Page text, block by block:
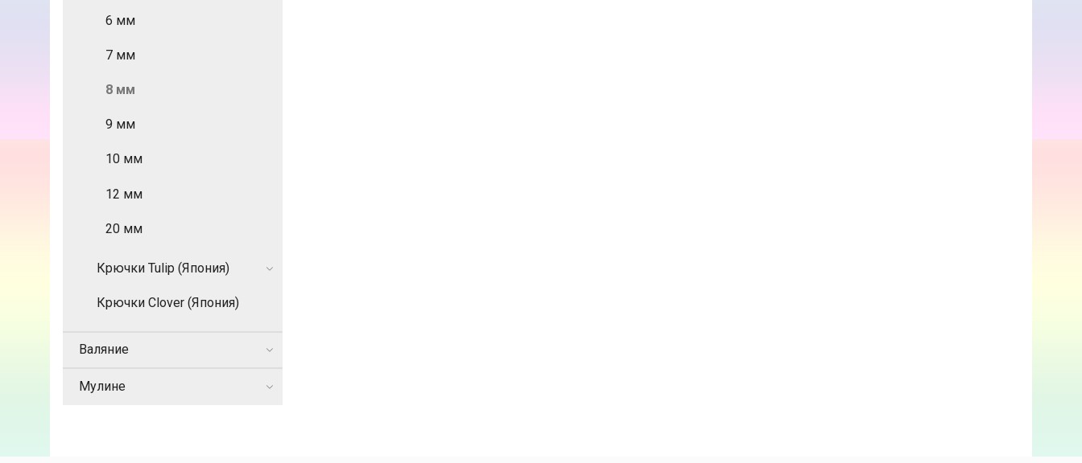
6 мм
7 мм
8 мм
9 мм
10 мм
12 мм
20 мм
Крючки Tulip (Япония)
Крючки Clover (Япония)
Валяние
Мулине